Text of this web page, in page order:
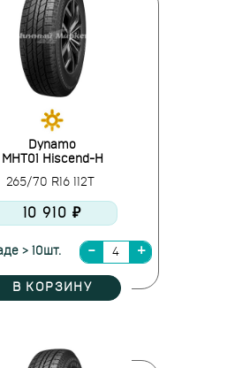
Dynamo
MHT01 Hiscend-H
265/70 R16 112T
10 910 ₽
> 10шт.
В КОРЗИНУ